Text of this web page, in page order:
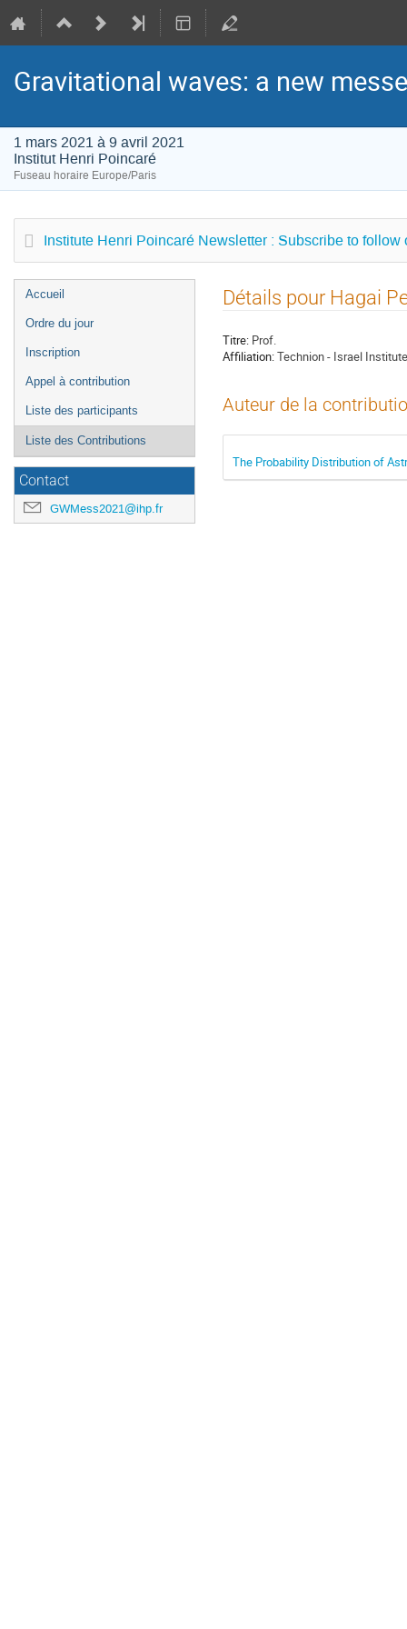
Gravitational waves: a new
1 mars 2021 à 9 avril 2021
Institut Henri Poincaré
Fuseau horaire Europe/Paris
Institute Henri Poincaré Newsletter : Subscribe to follow
Menu
de
Accueil
Ordre du jour
Inscription
Appel à contribution
Liste des participants
Liste des Contributions
Contact
GWMess2021@ihp.fr
Détails pour Hagai
Titre: Prof.
Affiliation:Technion - Israel
Auteur de la
The Probability Distribution of